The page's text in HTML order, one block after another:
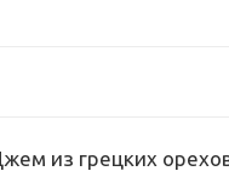
из грецких